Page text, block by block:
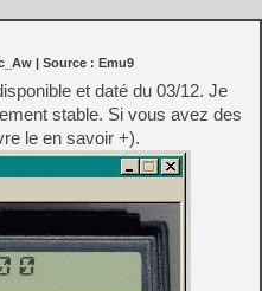
| Source : Emu9
et daté du 03/12. Je
stable. Si vous avez des
le en savoir +).